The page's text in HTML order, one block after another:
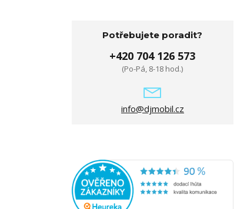
Potřebujete poradit?
+420 704 126 573
(Po-Pá, 8-18 hod.)
info@djmobil.cz